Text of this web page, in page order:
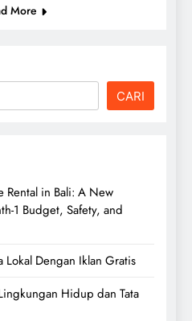
More
CARI
Rental in Bali: A New
1 Budget, Safety, and
Lokal Dengan Iklan Gratis
Hidup dan Tata